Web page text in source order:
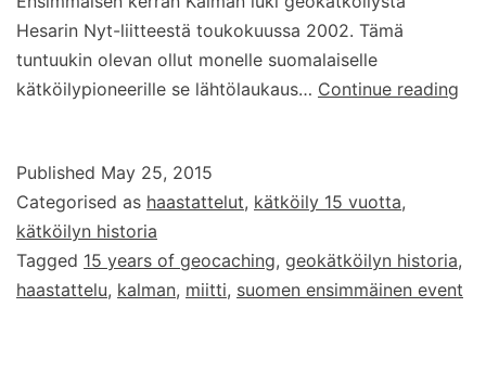
Hesarin Nyt-liitteestä toukokuussa 2002. Tämä
tuntuukin olevan ollut monelle suomalaiselle
kätköilypioneerille se lähtölaukaus… Continue reading
Published May 25, 2015
Categorised as haastattelut, kätköily 15 vuotta,
kätköilyn historia
Tagged 15 years of geocaching, geokätköilyn historia,
haastattelu, kalman, miitti, suomen ensimmäinen event